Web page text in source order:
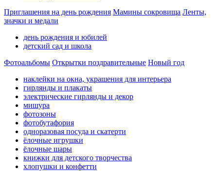
Приглашения на день рождения Мамины сокровища Ленты,
значки и медали
день рождения и юбилей
детский сад и школа
Фотоальбомы Открытки поздравительные Новый год
наклейки на окна, украшения для интерьера
гирлянды и плакаты
электрические гирлянды и декор
мишура
фотозоны
фотобутафория
одноразовая посуда и скатерти
ёлочные игрушки
ёлочные шары
книжки для детского творчества
хлопушки и конфетти